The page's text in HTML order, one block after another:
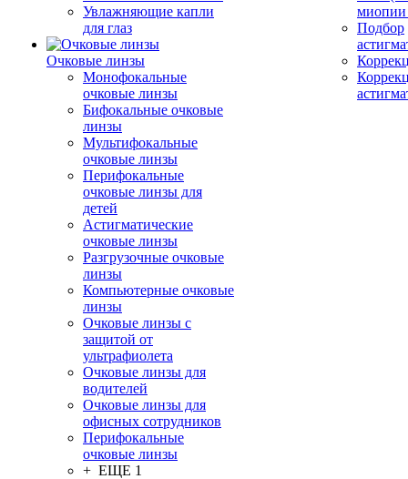
Увлажняющие капли
для глаз
Очковые линзы
Монофокальные
очковые линзы
Бифокальные очковые
линзы
Мультифокальные
очковые линзы
Перифокальные
очковые линзы для
детей
Астигматические
очковые линзы
Разгрузочные очковые
линзы
Компьютерные очковые
линзы
Очковые линзы с
защитой от
ультрафиолета
Очковые линзы для
водителей
Очковые линзы для
офисных сотрудников
Перифокальные
очковые линзы
+ ЕЩЕ 1
миопии
Подбор